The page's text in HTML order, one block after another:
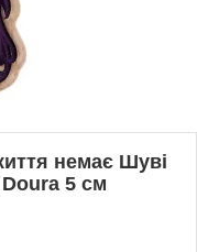
немає Шуві
5 см